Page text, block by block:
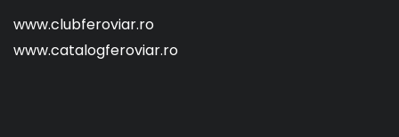
www.clubferoviar.ro
www.catalogferoviar.ro